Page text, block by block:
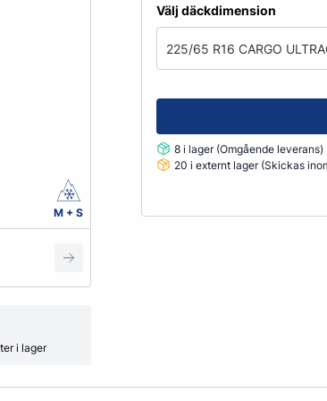
Grönyte & Smådäck
Kåpor
Mutterpåsar
Vikter
M + S
i lager
Välj däckdimension
225/65 R16 CARGO
8 i lager (Omgående leverans)
20 i externt lager (Skickas